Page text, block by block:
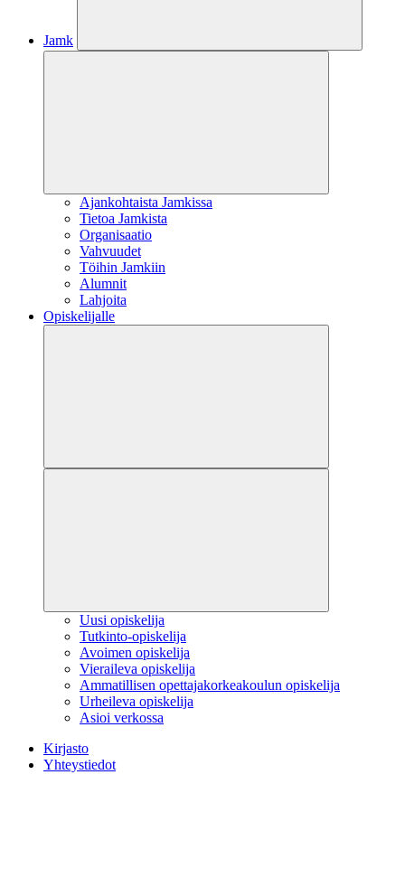
Jamk
Ajankohtaista Jamkissa
Tietoa Jamkista
Organisaatio
Vahvuudet
Töihin Jamkiin
Alumnit
Lahjoita
Opiskelijalle
Uusi opiskelija
Tutkinto-opiskelija
Avoimen opiskelija
Vieraileva opiskelija
Ammatillisen opettajakorkeakoulun opiskelija
Urheileva opiskelija
Asioi verkossa
Kirjasto
Yhteystiedot